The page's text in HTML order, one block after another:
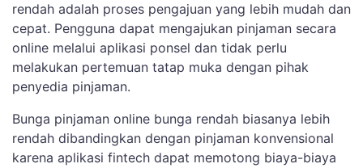
rendah adalah proses pengajuan yang lebih mudah dan
cepat. Pengguna dapat mengajukan pinjaman secara
online melalui aplikasi ponsel dan tidak perlu
melakukan pertemuan tatap muka dengan pihak
penyedia pinjaman.
Bunga pinjaman online bunga rendah biasanya lebih
rendah dibandingkan dengan pinjaman konvensional
karena aplikasi fintech dapat memotong biaya-biaya